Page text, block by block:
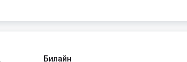
Билайн